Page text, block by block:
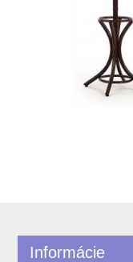
Informácie